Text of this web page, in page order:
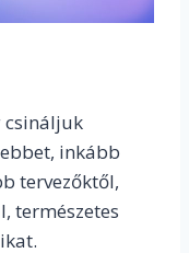
csináljuk
inkább
tervezőktől,
természetes